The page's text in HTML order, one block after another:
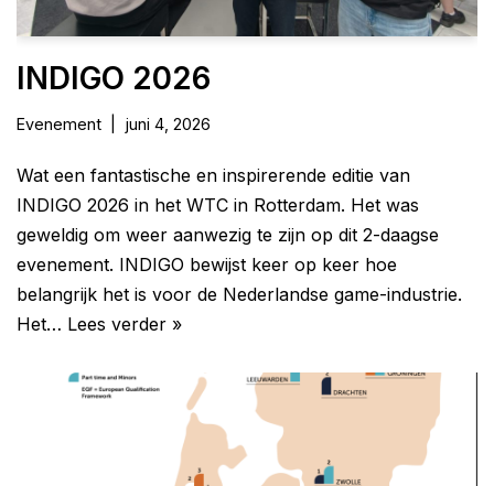
INDIGO 2026
Evenement juni 4, 2026
Wat een fantastische en inspirerende editie van
INDIGO 2026 in het WTC in Rotterdam. Het was
geweldig om weer aanwezig te zijn op dit 2-daagse
evenement. INDIGO bewijst keer op keer hoe
belangrijk het is voor de Nederlandse game-industrie.
Het… Lees verder »